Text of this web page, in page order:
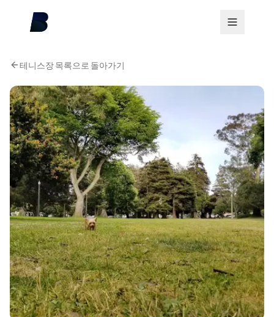
테니스장 목록으로 돌아가기